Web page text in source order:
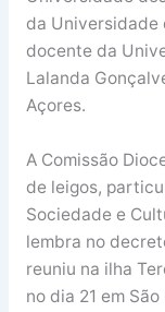
da Universidade
docente da
Lalanda
Açores.
A Comissão
de leigos,
Sociedade e
lembra no
reuniu na ilha
no dia 21 em